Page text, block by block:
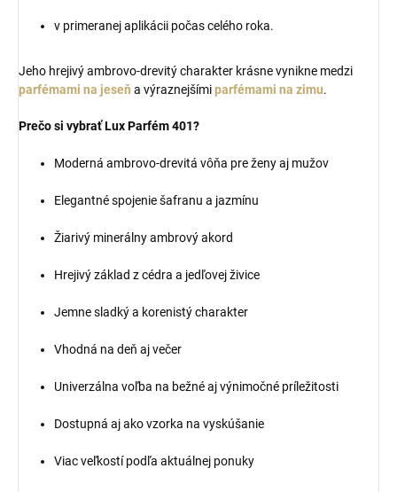
v primeranej aplikácii počas celého roka.
Jeho hrejivý ambrovo-drevitý charakter krásne vynikne medzi
parfémami na jeseň a výraznejšímiparfémami na zimu.
Prečo si vybrať Lux Parfém 401?
Moderná ambrovo-drevitá vôňa pre ženy aj mužov
Elegantné spojenie šafranu a jazmínu
Žiarivý minerálny ambrový akord
Hrejivý základ z cédra a jedľovej živice
Jemne sladký a korenistý charakter
Vhodná na deň aj večer
Univerzálna voľba na bežné aj výnimočné príležitosti
Dostupná aj ako vzorka na vyskúšanie
Viac veľkostí podľa aktuálnej ponuky